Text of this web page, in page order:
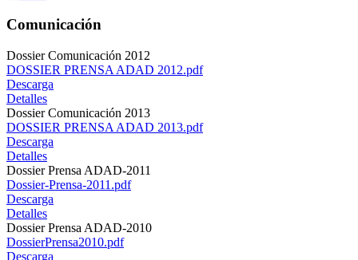
Comunicación
Dossier Comunicación 2012
DOSSIER PRENSA ADAD 2012.pdf
Descarga
Detalles
Dossier Comunicación 2013
DOSSIER PRENSA ADAD 2013.pdf
Descarga
Detalles
Dossier Prensa ADAD-2011
Dossier-Prensa-2011.pdf
Descarga
Detalles
Dossier Prensa ADAD-2010
DossierPrensa2010.pdf
Descarga